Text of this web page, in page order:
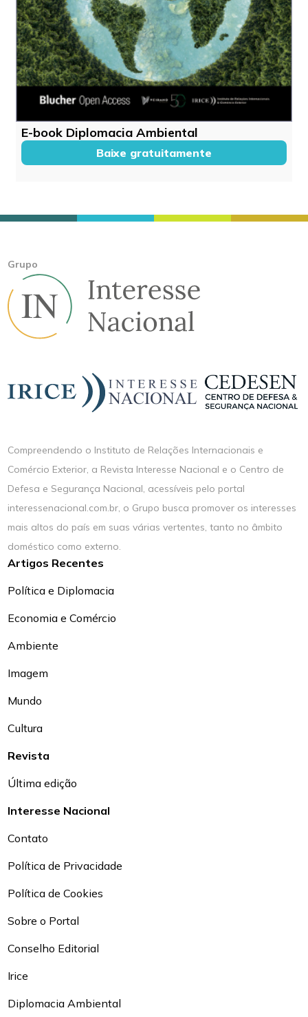
E-book Diplomacia Ambiental
Baixe gratuitamente
Grupo
Compreendendo o Instituto de Relações Internacionais e
Comércio Exterior, a Revista Interesse Nacional e o Centro de
Defesa e Segurança Nacional, acessíveis pelo portal
interessenacional.com.br, o Grupo busca promover os interesses
mais altos do país em suas várias vertentes, tanto no âmbito
doméstico como externo.
Artigos Recentes
Política e Diplomacia
Economia e Comércio
Ambiente
Imagem
Mundo
Cultura
Revista
Última edição
Interesse Nacional
Contato
Política de Privacidade
Política de Cookies
Sobre o Portal
Conselho Editorial
Irice
Diplomacia Ambiental